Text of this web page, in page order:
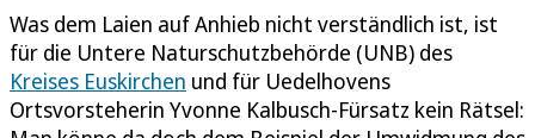
Was dem Laien auf Anhieb nicht verständlich ist, ist
für die Untere Naturschutzbehörde (UNB) des
Kreises Euskirchen und für Uedelhovens
Ortsvorsteherin Yvonne Kalbusch-Fürsatz kein Rätsel: